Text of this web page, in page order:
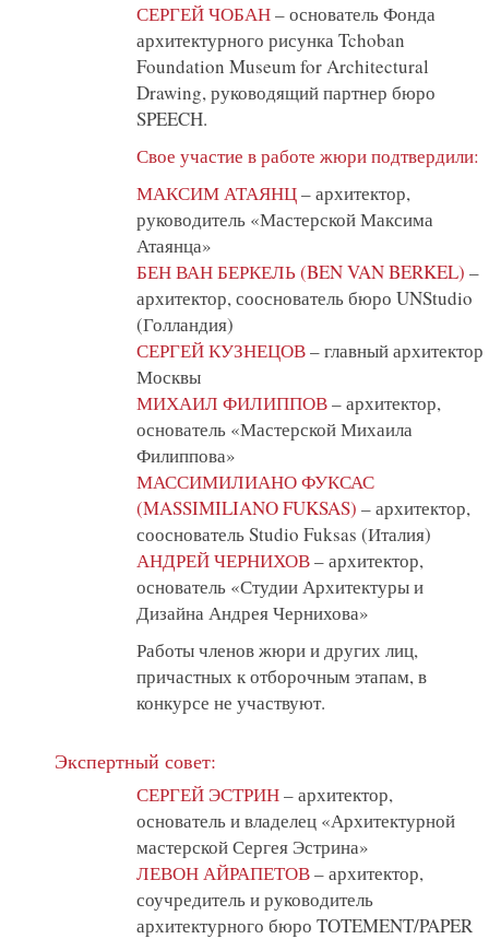
СЕРГЕЙ ЧОБАН– основатель Фонда
архитектурного рисунка Tchoban
Foundation Museum for Architectural
Drawing, руководящий партнер бюро
SPEECH.
Свое участие в работе жюри подтвердили:
МАКСИМ АТАЯНЦ– архитектор,
руководитель «Мастерской Максима
Атаянца»
БЕН ВАН БЕРКЕЛЬ (BEN VAN BERKEL) –
архитектор, сооснователь бюро UNStudio
(Голландия)
СЕРГЕЙ КУЗНЕЦОВ– главный архитектор
Москвы
МИХАИЛ ФИЛИППОВ– архитектор,
основатель «Мастерской Михаила
Филиппова»
МАССИМИЛИАНО ФУКСАС
(MASSIMILIANO FUKSAS) – архитектор,
сооснователь Studio Fuksas (Италия)
АНДРЕЙ ЧЕРНИХОВ– архитектор,
основатель «Студии Архитектуры и
Дизайна Андрея Чернихова»
Работы членов жюри и других лиц,
причастных к отборочным этапам, в
конкурсе не участвуют.
Экспертный совет:
СЕРГЕЙ ЭСТРИН– архитектор,
основатель и владелец «Архитектурной
мастерской Сергея Эстрина»
ЛЕВОН АЙРАПЕТОВ– архитектор,
соучредитель и руководитель
архитектурного бюро TOTEMENT/PAPER